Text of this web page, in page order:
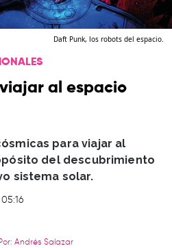
Daft Punk, los robots del espacio.
al espacio
para viajar al
del descubrimiento
sistema solar.
Andrés Salazar